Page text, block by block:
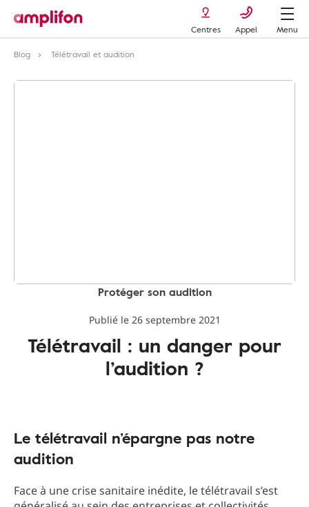
Centres Appel
Menu
Blog
Télétravail et audition
Protéger son audition
Publié le 26 septembre 2021
Télétravail : un danger pour
l’audition ?
Le télétravail n’épargne pas notre
audition
Face à une crise sanitaire inédite, le télétravail s’est